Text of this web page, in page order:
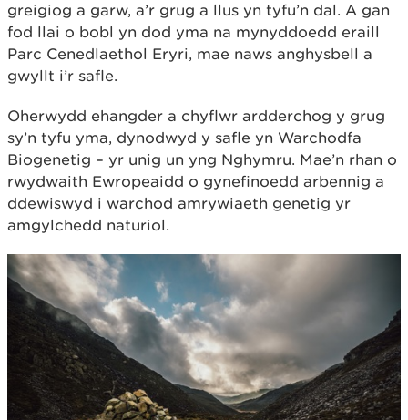
greigiog a garw, a’r grug a llus yn tyfu’n dal. A gan
fod llai o bobl yn dod yma na mynyddoedd eraill
Parc Cenedlaethol Eryri, mae naws anghysbell a
gwyllt i’r safle.
Oherwydd ehangder a chyflwr ardderchog y grug
sy’n tyfu yma, dynodwyd y safle yn Warchodfa
Biogenetig – yr unig un yng Nghymru. Mae’n rhan o
rwydwaith Ewropeaidd o gynefinoedd arbennig a
ddewiswyd i warchod amrywiaeth genetig yr
amgylchedd naturiol.